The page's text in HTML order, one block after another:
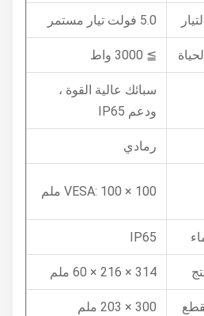
≧ 3000 واط
سبائك عالية القوة ،
ودعم IP65
رمادي
VESA: 100 × 100 ملم
IP65